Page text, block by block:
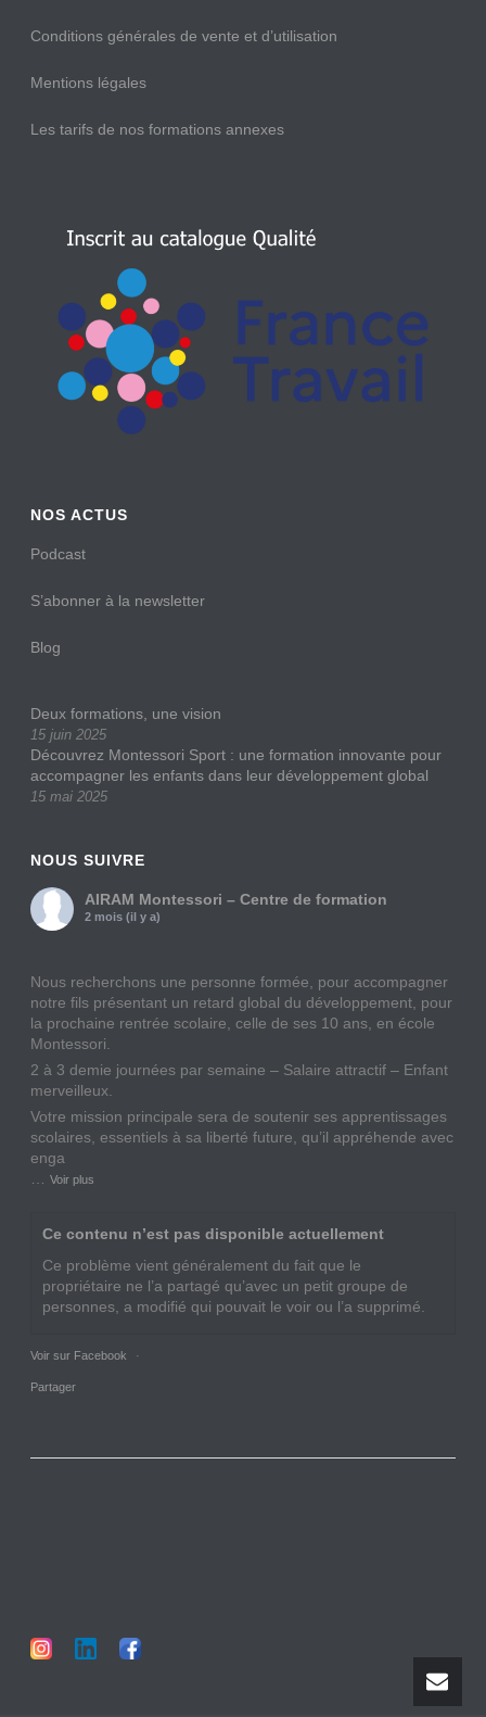
Conditions générales de vente et d’utilisation
Mentions légales
Les tarifs de nos formations annexes
NOS ACTUS
Podcast
S’abonner à la newsletter
Blog
Deux formations, une vision
15 juin 2025
Découvrez Montessori Sport : une formation innovante pour
accompagner les enfants dans leur développement global
15 mai 2025
NOUS SUIVRE
AIRAM Montessori – Centre de formation
2 mois (il y a)
Nous recherchons une personne formée, pour accompagner
notre fils présentant un retard global du développement, pour
la prochaine rentrée scolaire, celle de ses 10 ans, en école
Montessori.
2 à 3 demie journées par semaine – Salaire attractif – Enfant
merveilleux.
Votre mission principale sera de soutenir ses apprentissages
scolaires, essentiels à sa liberté future, qu’il appréhende avec
enga
…Voir plus
Ce contenu n’est pas disponible actuellement
Ce problème vient généralement du fait que le
propriétaire ne l’a partagé qu’avec un petit groupe de
personnes, a modifié qui pouvait le voir ou l’a supprimé.
Voir sur Facebook ·
Partager